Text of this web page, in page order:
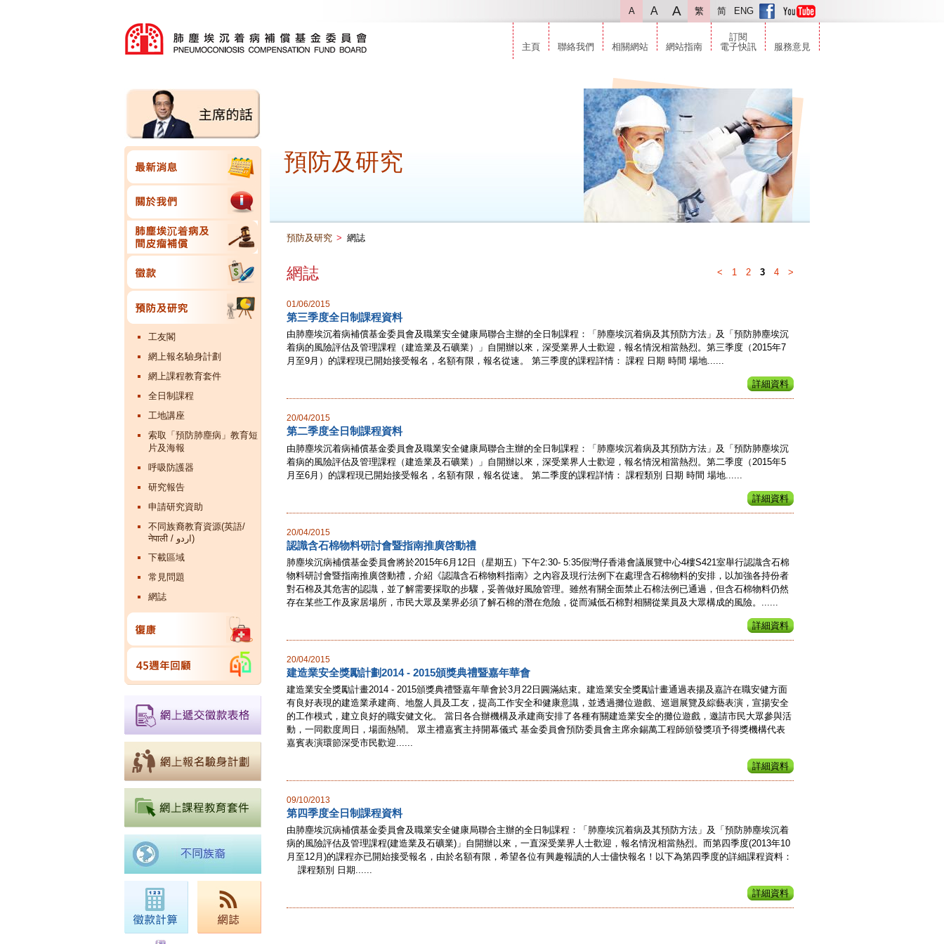
A A A 繁 简 ENG
主頁 聯絡我們 相關網站 網站指南
訂閱
電子快訊
服務意見
工友閣
網上報名驗身計劃
網上課程教育套件
全日制課程
工地講座
索取「預防肺塵病」教育短
片及海報
呼吸防護器
研究報告
申請研究資助
不同族裔教育資源(英語/
नेपाली / اردو)
下載區域
常見問題
網誌
預防及研究
預防及研究 > 網誌
< 1 2 3 4 >
網誌
01/06/2015
第三季度全日制課程資料
由肺塵埃沉着病補償基金委員會及職業安全健康局聯合主辦的全日制課程：「肺塵埃沉着病及其預防方法」及「預防肺塵埃沉
着病的風險評估及管理課程（建造業及石礦業）」自開辦以來，深受業界人士歡迎，報名情況相當熱烈。第三季度（2015年7
月至9月）的課程現已開始接受報名，名額有限，報名從速。 第三季度的課程詳情： 課程 日期 時間 場地......
詳細資料
20/04/2015
第二季度全日制課程資料
由肺塵埃沉着病補償基金委員會及職業安全健康局聯合主辦的全日制課程：「肺塵埃沉着病及其預防方法」及「預防肺塵埃沉
着病的風險評估及管理課程（建造業及石礦業）」自開辦以來，深受業界人士歡迎，報名情況相當熱烈。第二季度（2015年5
月至6月）的課程現已開始接受報名，名額有限，報名從速。 第二季度的課程詳情： 課程類別 日期 時間 場地......
詳細資料
20/04/2015
認識含石棉物料研討會暨指南推廣啓動禮
肺塵埃沉病補償基金委員會將於2015年6月12日（星期五）下午2:30- 5:35假灣仔香港會議展覽中心4樓S421室舉行認識含石棉
物料研討會暨指南推廣啓動禮，介紹《認識含石棉物料指南》之內容及現行法例下在處理含石棉物料的安排，以加強各持份者
對石棉及其危害的認識，並了解需要採取的步驟，妥善做好風險管理。雖然有關全面禁止石棉法例已通過，但含石棉物料仍然
存在某些工作及家居場所，市民大眾及業界必須了解石棉的潛在危險，從而減低石棉對相關從業員及大眾構成的風險。......
詳細資料
20/04/2015
建造業安全獎勵計劃2014 - 2015頒獎典禮暨嘉年華會
建造業安全獎勵計畫2014 - 2015頒獎典禮暨嘉年華會於3月22日圓滿結束。建造業安全獎勵計畫通過表揚及嘉許在職安健方面
有良好表現的建造業承建商、地盤人員及工友，提高工作安全和健康意識，並透過攤位遊戲、巡迴展覽及綜藝表演，宣揚安全
的工作模式，建立良好的職安健文化。 當日各合辦機構及承建商安排了各種有關建造業安全的攤位遊戲，邀請市民大眾參與活
動，一同歡度周日，場面熱鬧。 眾主禮嘉賓主持開幕儀式 基金委員會預防委員會主席余錫萬工程師頒發獎項予得獎機構代表
嘉賓表演環節深受市民歡迎......
詳細資料
09/10/2013
第四季度全日制課程資料
由肺塵埃沉病補償基金委員會及職業安全健康局聯合主辦的全日制課程：「肺塵埃沉着病及其預防方法」及「預防肺塵埃沉着
病的風險評估及管理課程(建造業及石礦業)」自開辦以來，一直深受業界人士歡迎，報名情況相當熱烈。而第四季度(2013年10
月至12月)的課程亦已開始接受報名，由於名額有限，希望各位有興趣報讀的人士儘快報名！以下為第四季度的詳細課程資料：
課程類別 日期......
詳細資料